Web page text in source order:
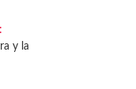
y la